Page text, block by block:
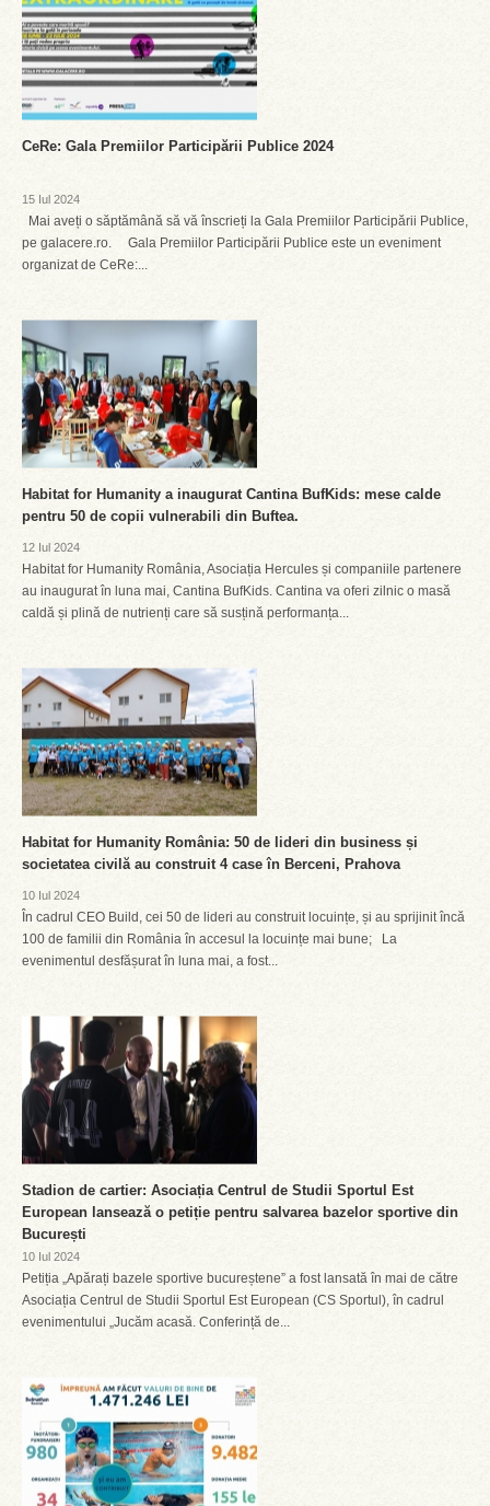
CeRe: Gala Premiilor Participării Publice 2024
15 Iul 2024
Mai aveți o săptămână să vă înscrieți la Gala Premiilor Participării Publice,
pe galacere.ro. Gala Premiilor Participării Publice este un eveniment
organizat de CeRe:...
Habitat for Humanity a inaugurat Cantina BufKids: mese calde
pentru 50 de copii vulnerabili din Buftea.
12 Iul 2024
Habitat for Humanity România, Asociația Hercules și companiile partenere
au inaugurat în luna mai, Cantina BufKids. Cantina va oferi zilnic o masă
caldă și plină de nutrienți care să susțină performanța...
Habitat for Humanity România: 50 de lideri din business și
societatea civilă au construit 4 case în Berceni, Prahova
10 Iul 2024
În cadrul CEO Build, cei 50 de lideri au construit locuințe, și au sprijinit încă
100 de familii din România în accesul la locuințe mai bune; La
evenimentul desfășurat în luna mai, a fost...
Stadion de cartier: Asociația Centrul de Studii Sportul Est
European lansează o petiție pentru salvarea bazelor sportive din
București
10 Iul 2024
Petiția „​​Apărați bazele sportive bucureștene” a fost lansată în mai de către
Asociația Centrul de Studii Sportul Est European (CS Sportul), în cadrul
evenimentului „Jucăm acasă. Conferință de...